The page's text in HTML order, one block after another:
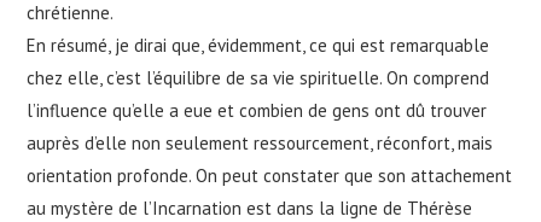
chrétienne.
En résumé, je dirai que, évidemment, ce qui est remarquable
chez elle, c’est l’équilibre de sa vie spirituelle. On comprend
l’influence qu’elle a eue et combien de gens ont dû trouver
auprès d’elle non seulement ressourcement, réconfort, mais
orientation profonde. On peut constater que son attachement
au mystère de l’Incarnation est dans la ligne de Thérèse